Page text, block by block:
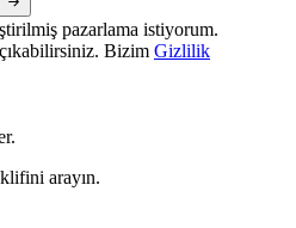
pazarlama istiyorum.
Bizim Gizlilik
arayın.